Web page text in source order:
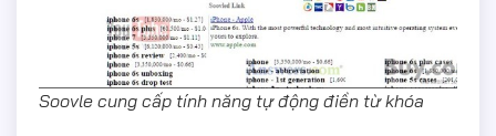
Soovle cung cấp tính năng tự động điền từ khóa